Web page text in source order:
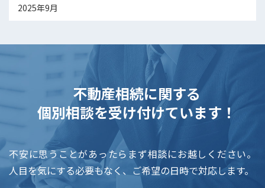
2025年9月
不動産相続に関する
個別相談を受け付けています！
不安に思うことがあったらまず相談にお越しください。
人目を気にする必要もなく、ご希望の日時で対応します。